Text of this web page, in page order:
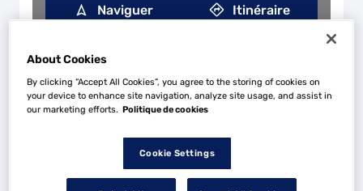
Horaires d'ouverture
Lundi 09:00 - 12:0014:00 - 18:00
09:00 - 12:00
Naviguer Itinéraire
About Cookies
By clicking “Accept All Cookies”, you agree to the storing of cookies on
your device to enhance site navigation, analyze site usage, and assist in
our marketing efforts. Politique de cookies
Cookie Settings